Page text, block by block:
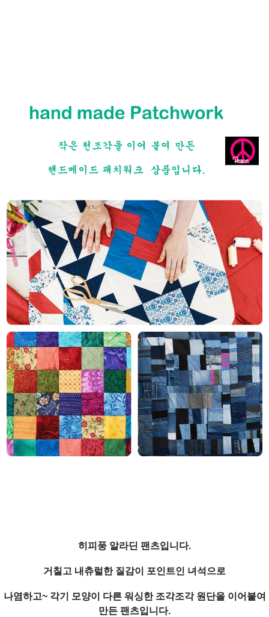
히피풍 알라딘 팬츠입니다.
거칠고 내츄럴한 질감이 포인트인 녀석으로
나염하고~ 각기 모양이 다른 워싱한 조각조각 원단을 이어붙여
만든 팬츠입니다.